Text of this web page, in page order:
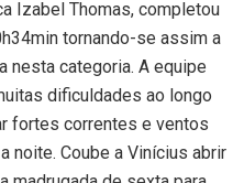
Izabel Thomas, completou
tornando-se assim a
nesta categoria. A equipe
dificuldades ao longo
fortes correntes e ventos
noite. Coube a Vinícius abrir